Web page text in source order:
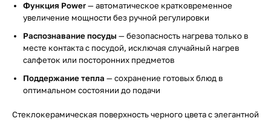
Функция Power— автоматическое кратковременное
увеличение мощности без ручной регулировки
Распознавание посуды — безопасность нагрева только в
месте контакта с посудой, исключая случайный нагрев
салфеток или посторонних предметов
Поддержание тепла — сохранение готовых блюд в
оптимальном состоянии до подачи
Стеклокерамическая поверхность черного цвета с элегантной